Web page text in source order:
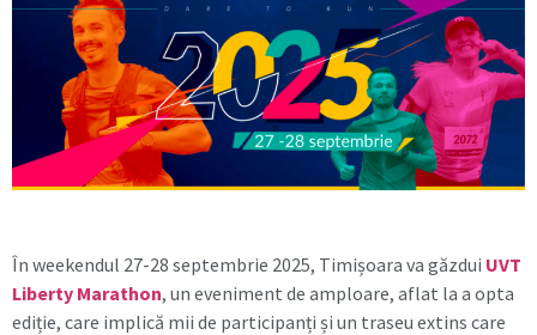
În weekendul 27-28 septembrie 2025, Timișoara va găzdui UVT
Liberty Marathon, un eveniment de amploare, aflat la a opta
ediție, care implică mii de participanți și un traseu extins care